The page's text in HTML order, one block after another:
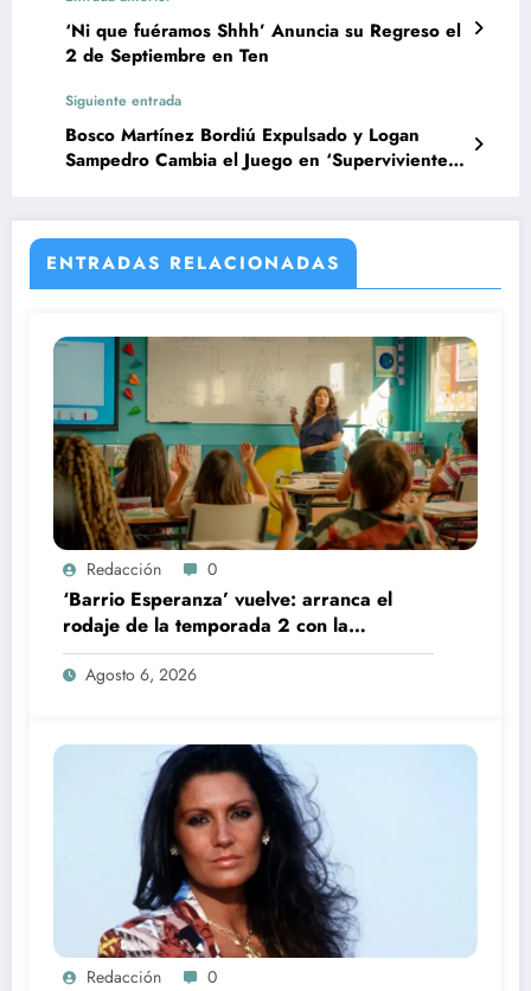
‘Ni que fuéramos Shhh’ Anuncia su Regreso el
2 de Septiembre en Ten
Siguiente entrada
Bosco Martínez Bordiú Expulsado y Logan
Sampedro Cambia el Juego en ‘Supervivientes
ENTRADAS RELACIONADAS
Redacción 0
‘Barrio Esperanza’ vuelve: arranca el
rodaje de la temporada 2 con la
incorporación de María Castro
Agosto 6, 2026
Redacción 0